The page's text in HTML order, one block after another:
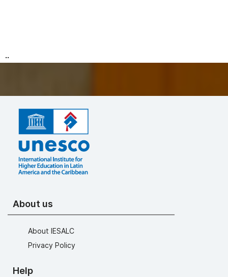
..
About us
About IESALC
Privacy Policy
Help